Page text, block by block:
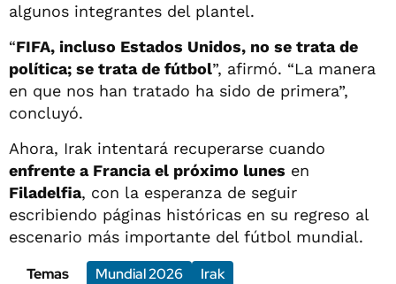
algunos integrantes del plantel.
“FIFA, incluso Estados Unidos, no se trata de
política; se trata de fútbol”, afirmó. “La manera
en que nos han tratado ha sido de primera”,
concluyó.
Ahora, Irak intentará recuperarse cuando
enfrente a Francia el próximo lunes en
Filadelfia, con la esperanza de seguir
escribiendo páginas históricas en su regreso al
escenario más importante del fútbol mundial.
Temas
Mundial 2026 Irak